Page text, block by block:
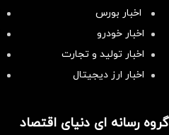
اخبار بورس
اخبار خودرو
اخبار تولید و تجارت
اخبار ارز دیجیتال
گروه رسانه ای دنیای اقتصاد